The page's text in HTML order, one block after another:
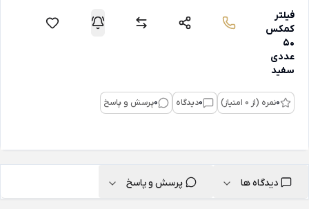
فیلتر
کمکس
50
عددی
سفید
0نمره (از 0 امتیاز) 0دیدگاه 0پرسش و پاسخ
دیدگاه ها پرسش و پاسخ